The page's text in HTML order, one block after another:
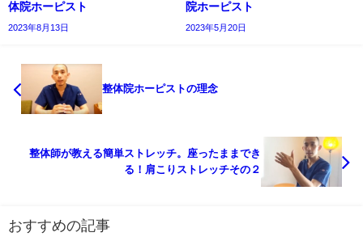
体院ホーピスト
2023年8月13日
院ホーピスト
2023年5月20日
整体院ホーピストの理念
整体師が教える簡単ストレッチ。座ったままでき
る！肩こりストレッチその２
おすすめの記事